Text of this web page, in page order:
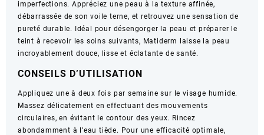
imperfections. Appréciez une peau à la texture affinée,
débarrassée de son voile terne, et retrouvez une sensation de
pureté durable. Idéal pour désengorger la peau et préparer le
teint à recevoir les soins suivants, Matiderm laisse la peau
incroyablement douce, lisse et éclatante de santé.
CONSEILS D’UTILISATION
Appliquez une à deux fois par semaine sur le visage humide.
Massez délicatement en effectuant des mouvements
circulaires, en évitant le contour des yeux. Rincez
abondamment à l’eau tiède. Pour une efficacité optimale,